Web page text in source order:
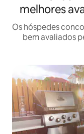
melhores
Os hóspedes
bem avaliados